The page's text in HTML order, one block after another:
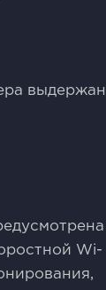
выдержан
Wi-